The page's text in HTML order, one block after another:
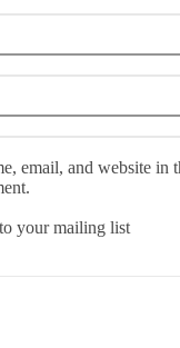
email, and website in
your mailing list